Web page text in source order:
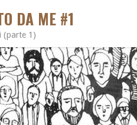
DA ME #1
(parte 1)